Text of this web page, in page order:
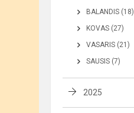
BALANDIS (18)
KOVAS (27)
VASARIS (21)
SAUSIS (7)
2025